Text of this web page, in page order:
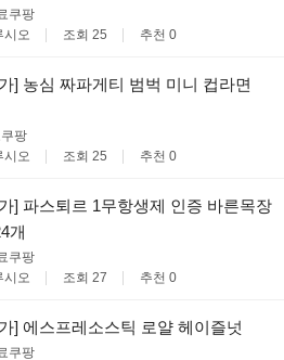
쿠팡
시오 조회 25 추천 0
] 농심 짜파게티 범벅 미니 컵라면
쿠팡
시오 조회 25 추천 0
] 파스퇴르 1무항생제 인증 바른목장
개
쿠팡
시오 조회 27 추천 0
] 에스프레소스틱 로얄 헤이즐넛
쿠팡